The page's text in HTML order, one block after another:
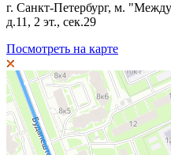
г. Санкт-Петербург, м.
д.11, 2 эт., сек.29
Посмотреть на карте